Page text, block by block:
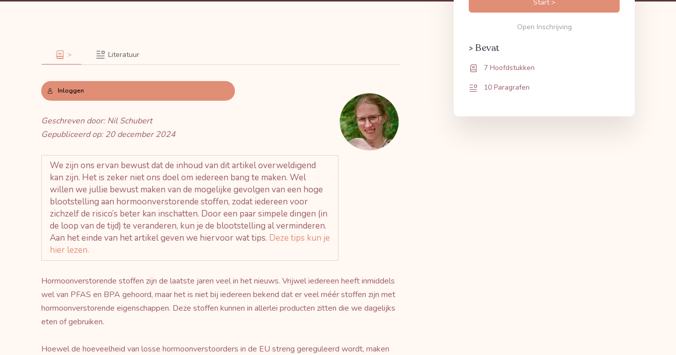
> Literatuur
Inloggen
Geschreven door: Nil Schubert
Gepubliceerd op: 20 december 2024
We zijn ons ervan bewust dat de inhoud van dit artikel overweldigend
kan zijn. Het is zeker niet ons doel om iedereen bang te maken. Wel
willen we jullie bewust maken van de mogelijke gevolgen van een hoge
blootstelling aan hormoonverstorende stoffen, zodat iedereen voor
zichzelf de risico’s beter kan inschatten. Door een paar simpele dingen (in
de loop van de tijd) te veranderen, kun je de blootstelling al verminderen.
Aan het einde van het artikel geven we hiervoor wat tips. Deze tips kun je
hier lezen.
Hormoonverstorende stoffen zijn de laatste jaren veel in het nieuws. Vrijwel iedereen heeft inmiddels
wel van PFAS en BPA gehoord, maar het is niet bij iedereen bekend dat er veel méér stoffen zijn met
hormoonverstorende eigenschappen. Deze stoffen kunnen in allerlei producten zitten die we dagelijks
eten of gebruiken.
Hoewel de hoeveelheid van losse hormoonverstoorders in de EU streng gereguleerd wordt, maken
Start >
Open Inschrijving
> Bevat
7 Hoofdstukken
10 Paragrafen